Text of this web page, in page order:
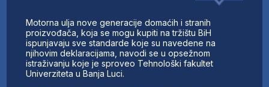
FINANSIJE
IZ STRANIH MEDIJA
AKTIVNOSTI
SWOT INTERVJU
Motorna ulja nove generacije domaćih i stranih
proizvođača, koja se mogu kupiti na tržištu BiH
ispunjavaju sve standarde koje su navedene na
njihovim deklaracijama, navodi se u opsežnom
istraživanju koje je sproveo Tehnološki fakultet
Univerziteta u Banja Luci.